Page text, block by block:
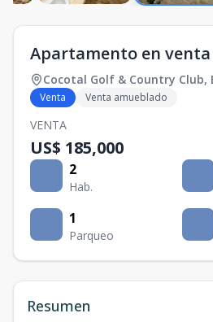
Apartamento en venta
Cocotal Golf & Country Club,
Venta Venta amueblado
VENTA
US$ 185,000
2
Hab.
1
Parqueo
Resumen